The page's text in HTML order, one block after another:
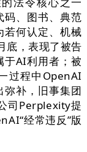
码、图书、典范
若何认定、机械
底，表现了被告
于AI利用者；被
过程中OpenAI
弥补，旧事集团
司Perplexity提
经常违反”版